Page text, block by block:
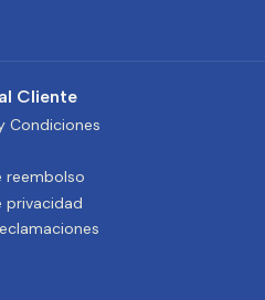
Cliente
Condiciones
reembolso
privacidad